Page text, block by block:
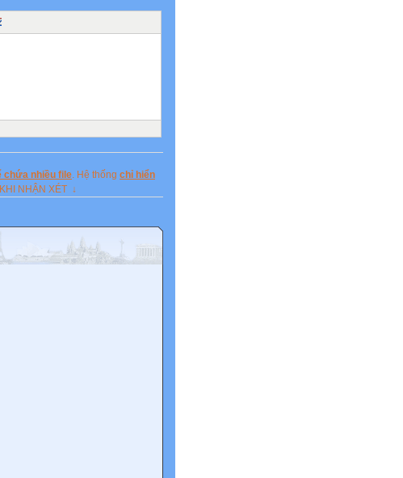
chứa nhiều file . Hệ thống chỉ hiển
NHẬN XÉT ↓